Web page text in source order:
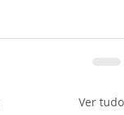
Ver tudo